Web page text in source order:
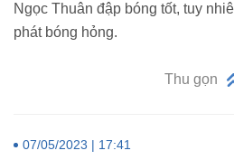
Ngọc Thuân đập bóng tốt, tuy
phát bóng hỏng.
Thu gọn
07/05/2023 | 17:41